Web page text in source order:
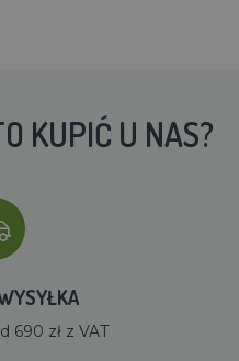
KUPIĆ U NAS?
690 zł z VAT